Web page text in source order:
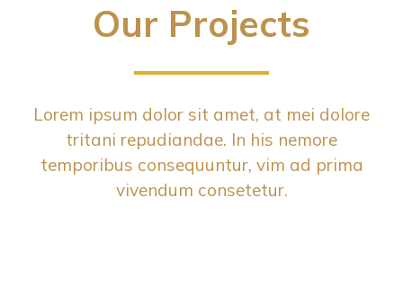
Our Projects
Lorem ipsum dolor sit amet, at mei dolore
tritani repudiandae. In his nemore
temporibus consequuntur, vim ad prima
vivendum consetetur.